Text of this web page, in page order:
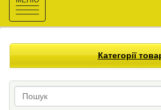
Toggle
navigation
Категорії